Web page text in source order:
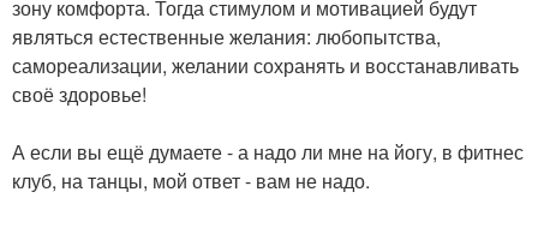
зону комфорта. Тогда стимулом и мотивацией будут
являться естественные желания: любопытства,
самореализации, желании сохранять и восстанавливать
своё здоровье!
А если вы ещё думаете - а надо ли мне на йогу, в фитнес
клуб, на танцы, мой ответ - вам не надо.